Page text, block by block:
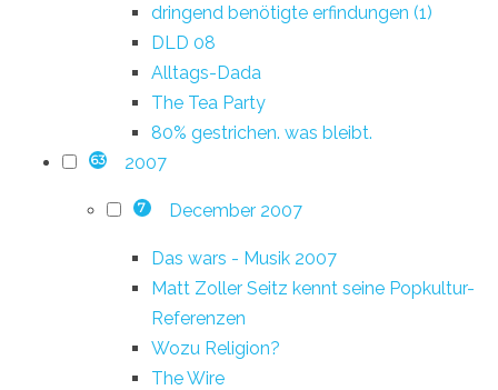
dringend benötigte erfindungen (1)
DLD 08
Alltags-Dada
The Tea Party
80% gestrichen. was bleibt.
63 2007
7 December 2007
Das wars - Musik 2007
Matt Zoller Seitz kennt seine Popkultur-
Referenzen
Wozu Religion?
The Wire